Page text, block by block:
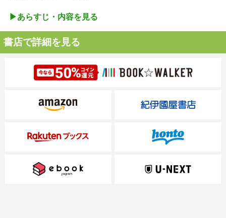
▶︎あらすじ・内容を見る
書店で詳細を見る